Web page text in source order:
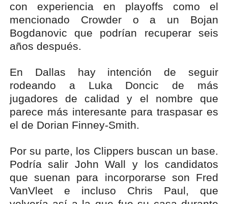
con experiencia en playoffs como el
mencionado Crowder o a un Bojan
Bogdanovic que podrían recuperar seis
años después.
En Dallas hay intención de seguir
rodeando a Luka Doncic de más
jugadores de calidad y el nombre que
parece más interesante para traspasar es
el de Dorian Finney-Smith.
Por su parte, los Clippers buscan un base.
Podría salir John Wall y los candidatos
que suenan para incorporarse son Fred
VanVleet e incluso Chris Paul, que